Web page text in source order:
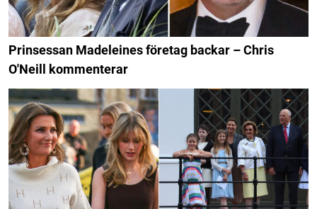
Prinsessan Madeleines företag backar – Chris
O'Neill kommenterar